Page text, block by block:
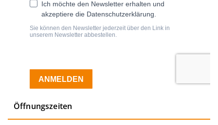
Öffnungszeiten